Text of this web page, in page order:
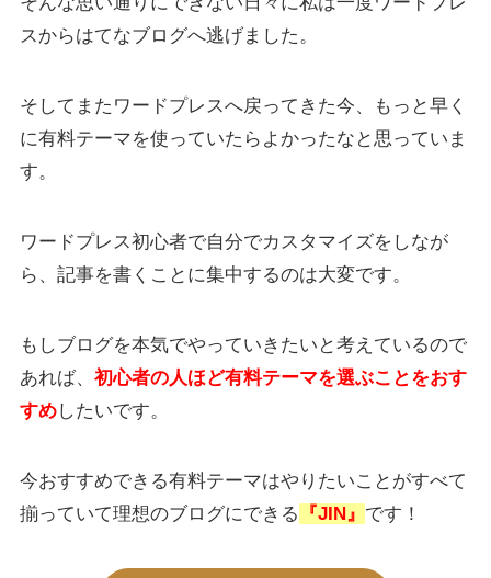
スからはてなブログへ逃げました。
そしてまたワードプレスへ戻ってきた今、もっと早く
に有料テーマを使っていたらよかったなと思っていま
す。
ワードプレス初心者で自分でカスタマイズをしなが
ら、記事を書くことに集中するのは大変です。
もしブログを本気でやっていきたいと考えているので
あれば、 初心者の人ほど有料テーマを選ぶことをおす
すめしたいです。
今おすすめできる有料テーマはやりたいことがすべて
揃っていて理想のブログにできる
『JIN』 です！